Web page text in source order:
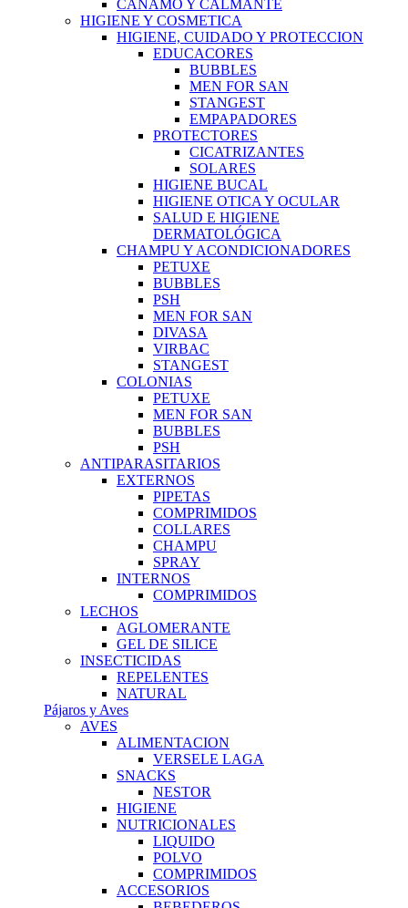
CAÑAMO Y CALMANTE
HIGIENE Y COSMETICA
HIGIENE, CUIDADO Y PROTECCION
EDUCACORES
BUBBLES
MEN FOR SAN
STANGEST
EMPAPADORES
PROTECTORES
CICATRIZANTES
SOLARES
HIGIENE BUCAL
HIGIENE OTICA Y OCULAR
SALUD E HIGIENE
DERMATOLÓGICA
CHAMPU Y ACONDICIONADORES
PETUXE
BUBBLES
PSH
MEN FOR SAN
DIVASA
VIRBAC
STANGEST
COLONIAS
PETUXE
MEN FOR SAN
BUBBLES
PSH
ANTIPARASITARIOS
EXTERNOS
PIPETAS
COMPRIMIDOS
COLLARES
CHAMPU
SPRAY
INTERNOS
COMPRIMIDOS
LECHOS
AGLOMERANTE
GEL DE SILICE
INSECTICIDAS
REPELENTES
NATURAL
Pájaros y Aves
AVES
ALIMENTACION
VERSELE LAGA
SNACKS
NESTOR
HIGIENE
NUTRICIONALES
LIQUIDO
POLVO
COMPRIMIDOS
ACCESORIOS